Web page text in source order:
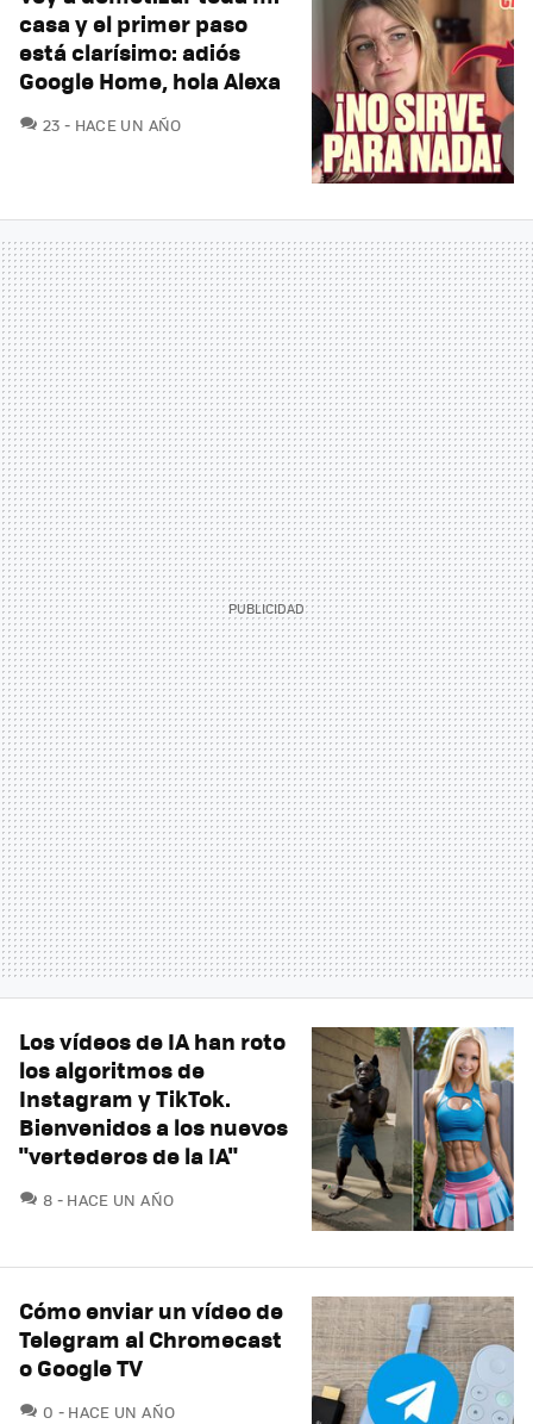
casa y el primer paso
está clarísimo: adiós
Google Home, hola Alexa
23 COMENTARIOS
HACE UN AÑO
Los vídeos de IA han roto
los algoritmos de
Instagram y TikTok.
Bienvenidos a los nuevos
"vertederos de la IA"
8 COMENTARIOS
HACE UN AÑO
Cómo enviar un vídeo de
Telegram al Chromecast
o Google TV
0 COMENTARIOS
HACE UN AÑO